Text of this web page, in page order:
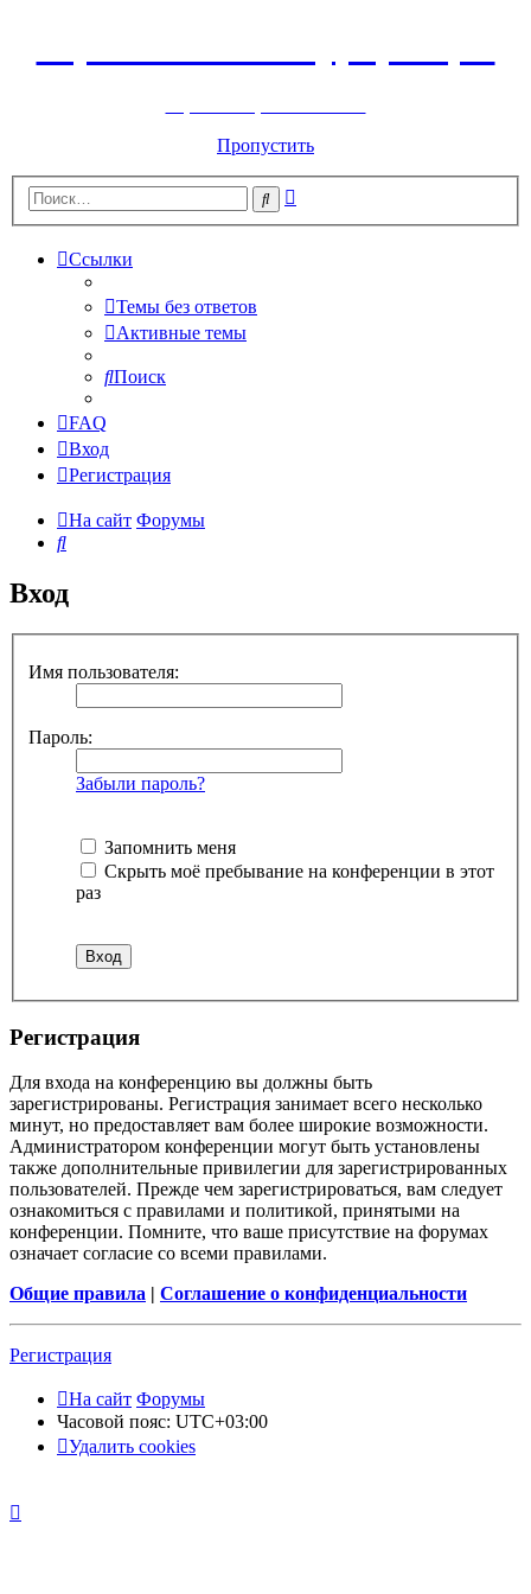
Пропустить
Поиск
Ссылки
Темы без ответов
Активные темы
Поиск
FAQ
Вход
Регистрация
На сайт Форумы
Поиск
Вход
Имя пользователя:
Пароль:
Забыли пароль?
Запомнить меня
Скрыть моё пребывание на конференции в этот
раз
Регистрация
Для входа на конференцию вы должны быть
зарегистрированы. Регистрация занимает всего несколько
минут, но предоставляет вам более широкие возможности.
Администратором конференции могут быть установлены
также дополнительные привилегии для зарегистрированных
пользователей. Прежде чем зарегистрироваться, вам следует
ознакомиться с правилами и политикой, принятыми на
конференции. Помните, что ваше присутствие на форумах
означает согласие со всеми правилами.
Общие правила | Соглашение о конфиденциальности
Регистрация
На сайт Форумы
Часовой пояс: UTC+03:00
Удалить cookies